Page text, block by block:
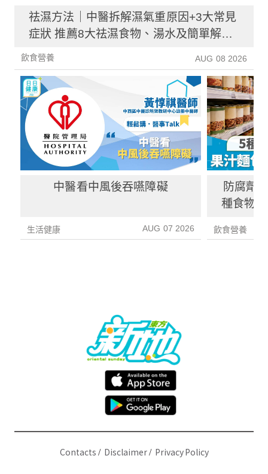
祛濕方法｜中醫拆解濕氣重原因+3大常見
症狀 推薦8大祛濕食物、湯水及簡單解決
方法！
飲食營養 AUG 08 2026
中醫看中風後吞嚥障礙
生活健康 AUG 07 2026
防腐劑
種食物
飲食營養